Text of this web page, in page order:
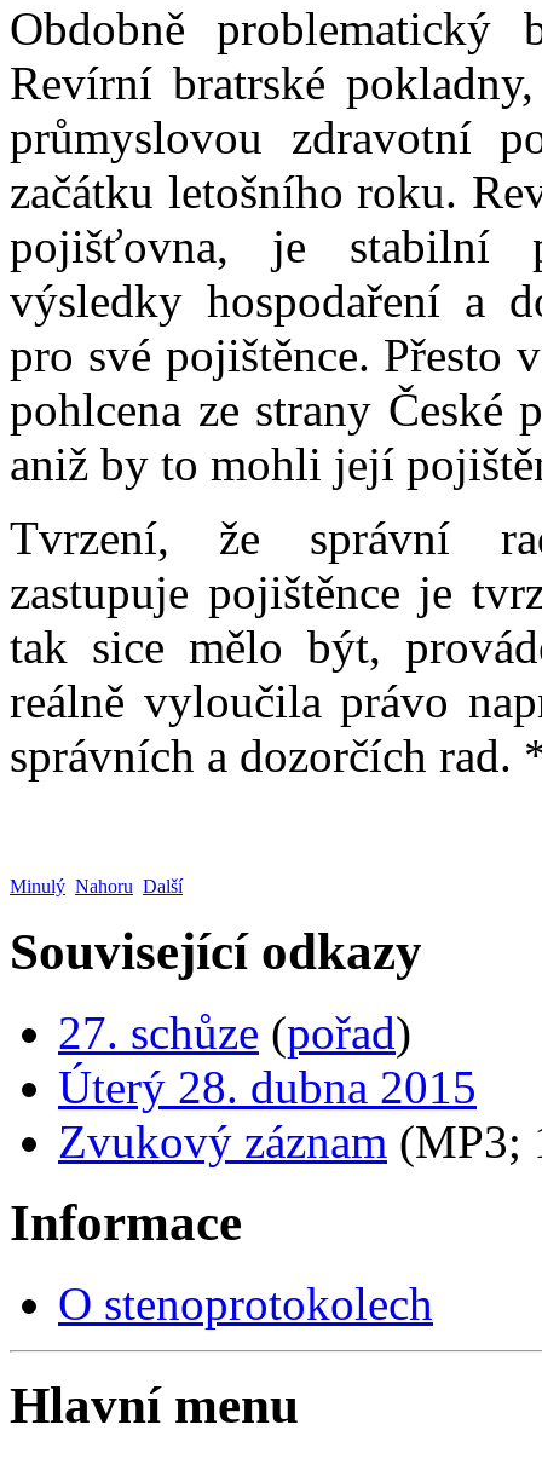
Obdobně
Revírní bratrské
průmyslovou zdravotní
začátku letošního roku.
pojišťovna, je stabilní
výsledky hospodaření a
pro své pojištěnce. Přesto
pohlcena ze strany
aniž by to mohli její
Tvrzení, že správní
zastupuje pojištěnce je
tak sice mělo být,
reálně vyloučila právo
správních a dozorčích
Minulý Nahoru Další
Související odkazy
27. schůze (pořad)
Úterý 28. dubna 2015
Zvukový záznam (MP3;
Informace
O stenoprotokolech
Hlavní menu